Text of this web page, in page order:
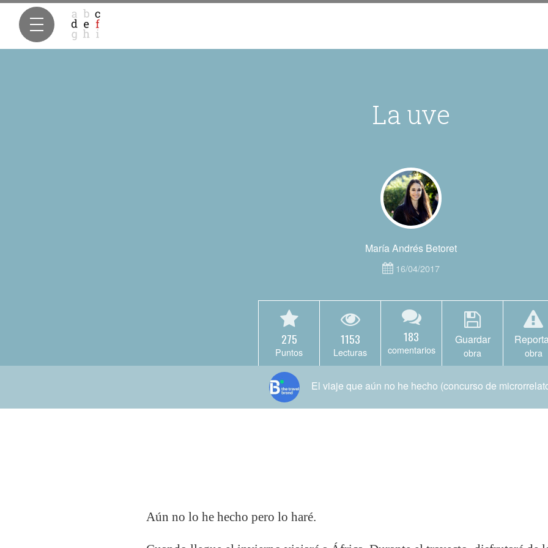
La uve
María Andrés Betoret
16/04/2017
275
Puntos
1153
Lecturas
183
comentarios
Guardar
obra obra
El viaje que aún no he hecho (concurso de
Aún no lo he hecho pero lo haré.